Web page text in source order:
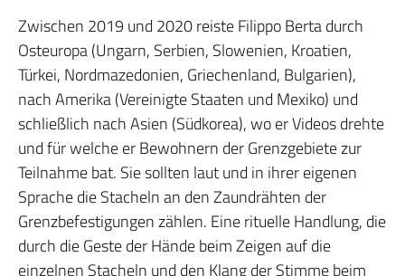
Zwischen 2019 und 2020 reiste Filippo Berta durch
Osteuropa (Ungarn, Serbien, Slowenien, Kroatien,
Türkei, Nordmazedonien, Griechenland, Bulgarien),
nach Amerika (Vereinigte Staaten und Mexiko) und
schließlich nach Asien (Südkorea), wo er Videos drehte
und für welche er Bewohnern der Grenzgebiete zur
Teilnahme bat. Sie sollten laut und in ihrer eigenen
Sprache die Stacheln an den Zaundrähten der
Grenzbefestigungen zählen. Eine rituelle Handlung, die
durch die Geste der Hände beim Zeigen auf die
einzelnen Stacheln und den Klang der Stimme beim